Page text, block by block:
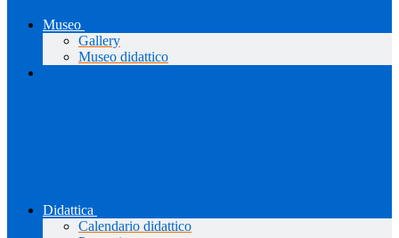
Museo
Gallery
Museo didattico
Didattica
Calendario didattico